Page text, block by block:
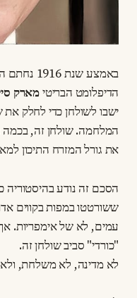
באמצע
הדיפלומט הבריטימארק
ישבו לשולחן כדי לחלק
המלחמה. שולחן זה, בכמה
את גורל המזרח התיכון
הסכם זה נודע בהיסטוריה
ששורטטו במפות בקווים
עמים, לא של אימפריות. אך
"כורדי" סביב שולחן זה.
לא מדינה, לא משלחת,